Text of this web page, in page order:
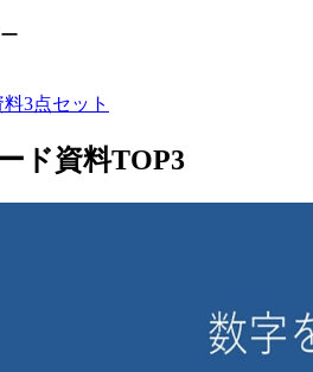
ド資料TOP3